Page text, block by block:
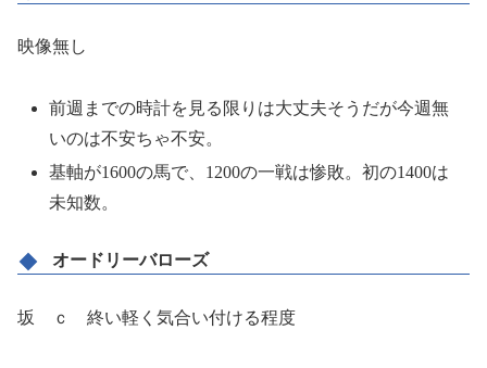
映像無し
前週までの時計を見る限りは大丈夫そうだが今週無
いのは不安ちゃ不安。
基軸が1600の馬で、1200の一戦は惨敗。初の1400は
未知数。
オードリーバローズ
坂 ｃ 終い軽く気合い付ける程度